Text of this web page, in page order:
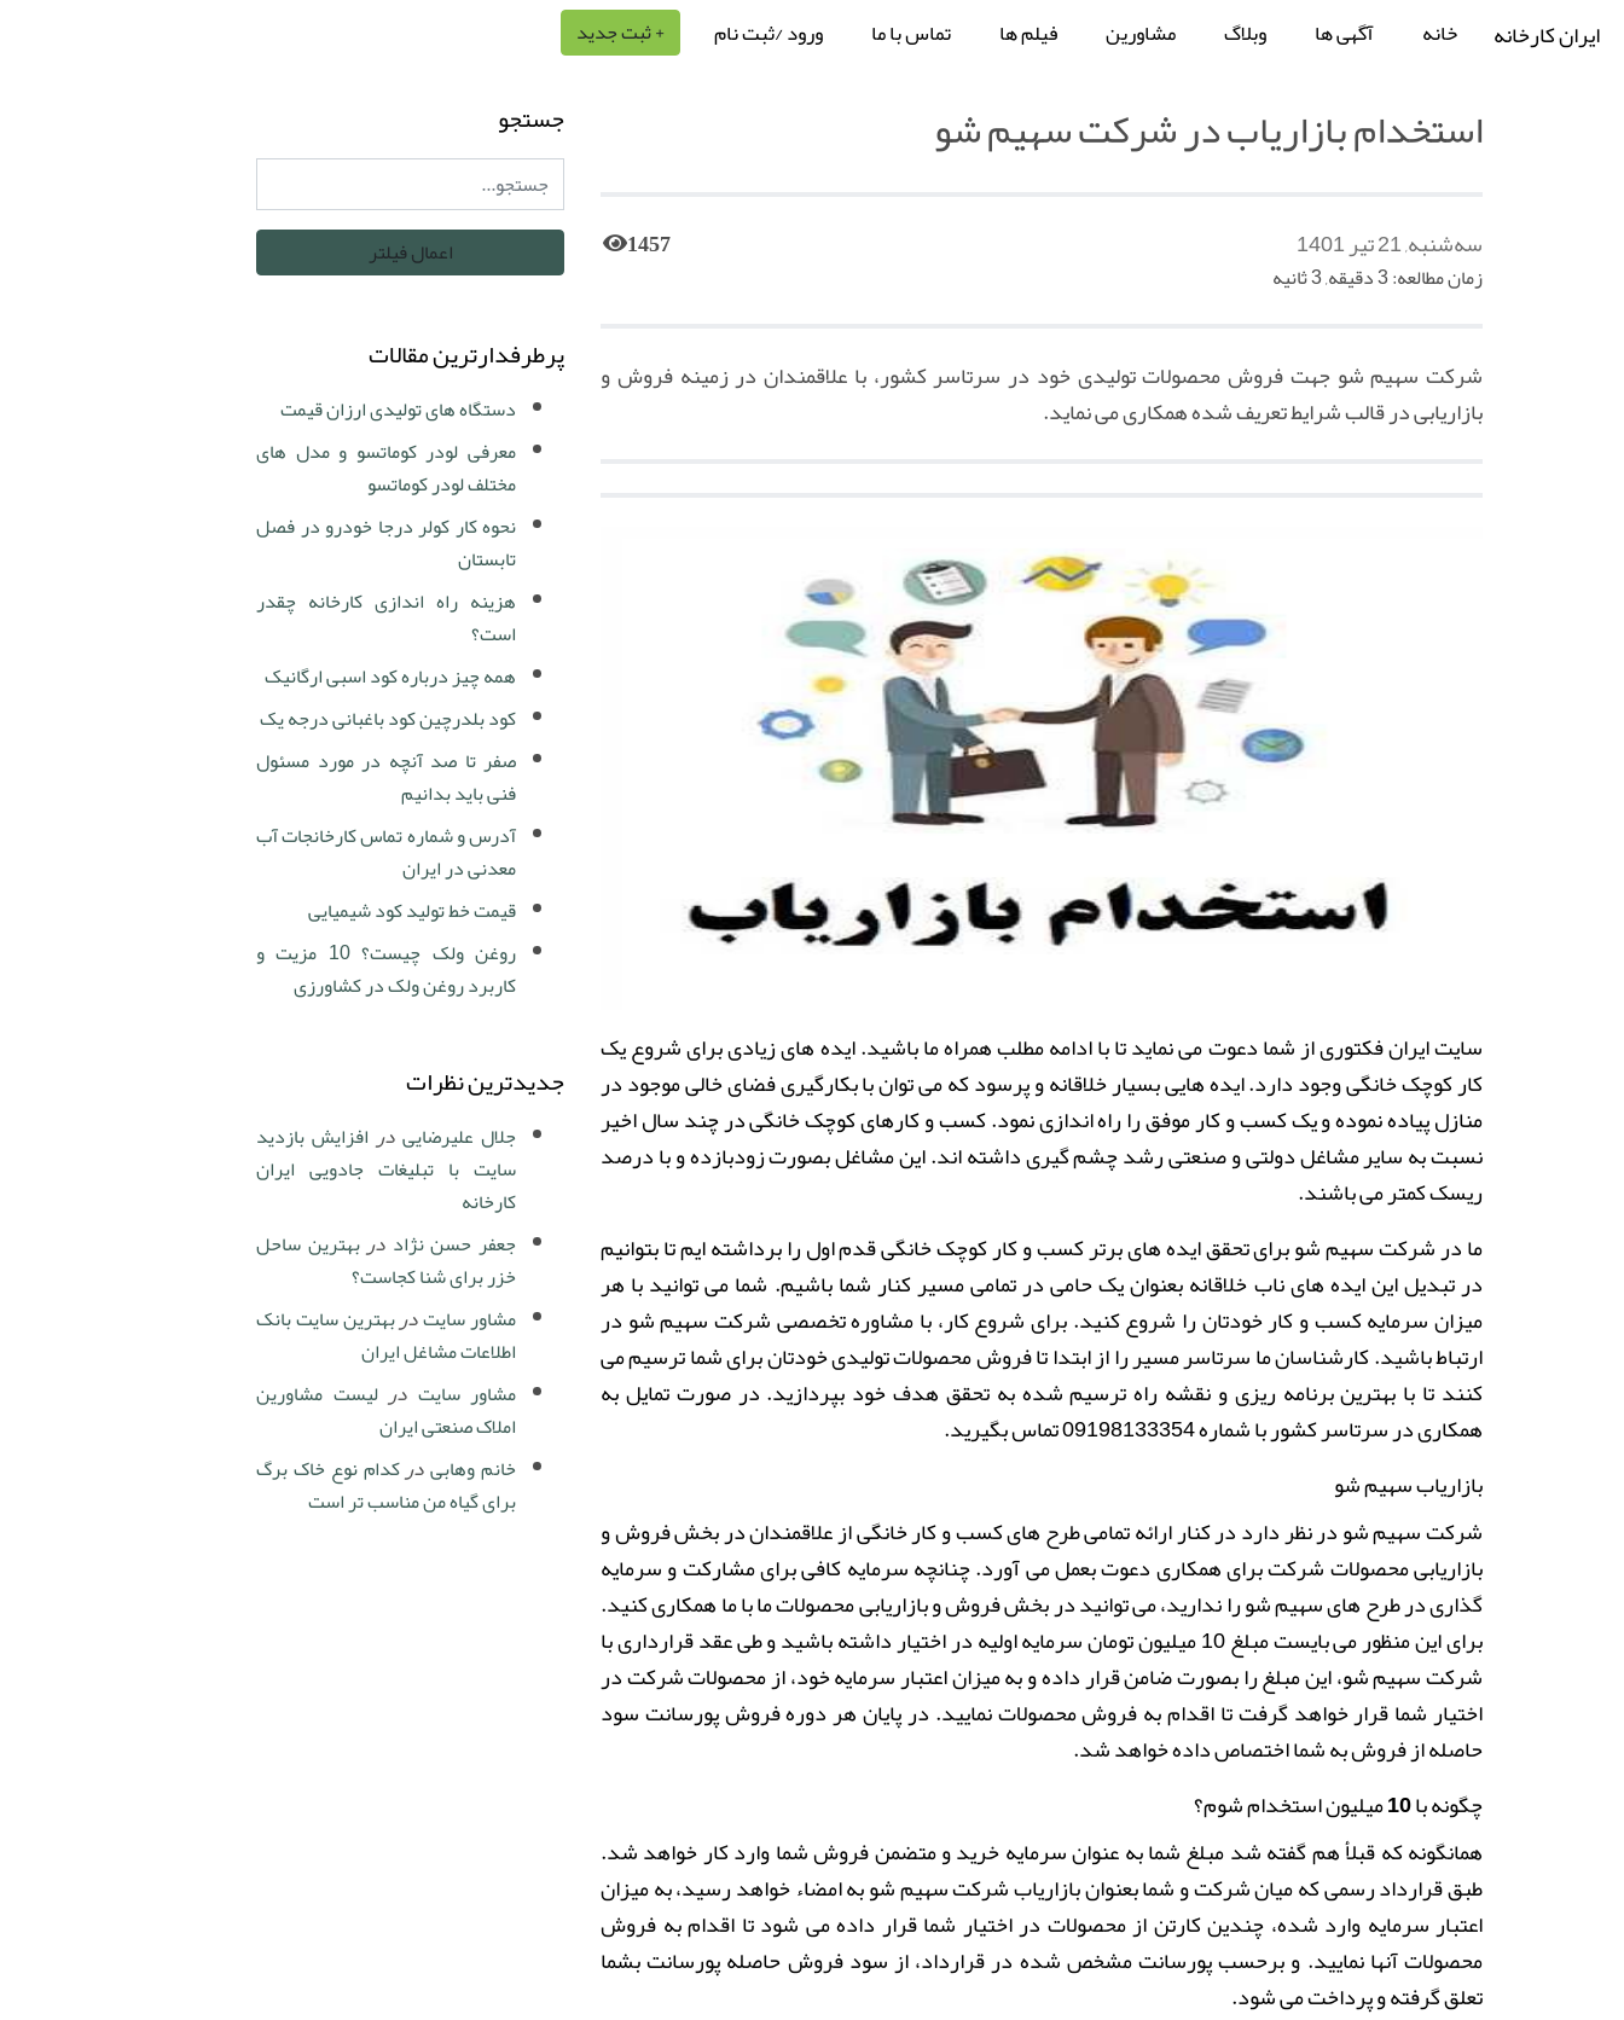
ایران کارخانه خانه آگهی ها وبلاگ مشاورین فیلم ها تماس با ما ورود /ثبت نام + ثبت جدید
استخدام بازاریاب در شرکت سهیم شو
سه‌شنبه, 21 تیر 1401 1457
زمان مطالعه: 3 دقیقه, 3 ثانیه
شرکت سهیم شو جهت فروش محصولات تولیدی خود در سرتاسر کشور، با علاقمندان در زمینه فروش و
بازاریابی در قالب شرایط تعریف شده همکاری می نماید.
سایتایران فکتوریاز شما دعوت می نماید تا با ادامه مطلب همراه ما باشید. ایده های زیادی برای شروع یک
کار کوچک خانگی وجود دارد. ایده هایی بسیار خلاقانه و پرسود که می توان با بکارگیری فضای خالی موجود در
منازل پیاده نموده و یک کسب و کار موفق را راه اندازی نمود. کسب و کارهای کوچک خانگی در چند سال اخیر
نسبت به سایر مشاغل دولتی و صنعتی رشد چشم گیری داشته اند. این مشاغل بصورت زودبازده و با درصد
ریسک کمتر می باشند.
ما در شرکت سهیم شو برای تحقق ایده های برتر کسب و کار کوچک خانگی قدم اول را برداشته ایم تا بتوانیم
در تبدیل این ایده های ناب خلاقانه بعنوان یک حامی در تمامی مسیر کنار شما باشیم. شما می توانید با هر
میزان سرمایه کسب و کار خودتان را شروع کنید. برای شروع کار، با مشاوره تخصصی شرکت سهیم شو در
ارتباط باشید. کارشناسان ما سرتاسر مسیر را از ابتدا تا فروش محصولات تولیدی خودتان برای شما ترسیم می
کنند تا با بهترین برنامه ریزی و نقشه راه ترسیم شده به تحقق هدف خود بپردازید. در صورت تمایل به
همکاری در سرتاسر کشور با شماره09198133354تماس بگیرید.
بازاریاب سهیم شو
شرکت سهیم شو در نظر دارد در کنار ارائه تمامی طرح های کسب و کار خانگی از علاقمندان در بخش فروش و
بازاریابی محصولات شرکت برای همکاری دعوت بعمل می آورد.چنانچه سرمایه کافی برای مشارکت و سرمایه
گذاری در طرح های سهیم شو را ندارید، می توانید در بخش فروش و بازاریابی محصولات ما با ما همکاری کنید.
برای این منظور می بایست مبلغ 10 میلیون تومان سرمایه اولیه در اختیار داشته باشید و طی عقد قرارداری با
شرکت سهیم شو، این مبلغ را بصورت ضامن قرار داده و به میزان اعتبار سرمایه خود، از محصولات شرکت در
اختیار شما قرار خواهد گرفت تا اقدام به فروش محصولات نمایید. در پایان هر دوره فروش پورسانت سود
حاصله از فروش به شما اختصاص داده خواهد شد.
چگونه با 10 میلیون استخدام شوم؟
همانگونه که قبلأ هم گفته شد مبلغ شما به عنوان سرمایه خرید و متضمن فروش شما وارد کار خواهد شد.
طبق قرارداد رسمی که میان شرکت و شما بعنوان بازاریاب شرکت سهیم شو به امضاء خواهد رسید، به میزان
اعتبار سرمایه وارد شده، چندین کارتن از محصولات در اختیار شما قرار داده می شود تا اقدام به فروش
محصولات آنها نمایید. و برحسب پورسانت مشخص شده در قرارداد، از سود فروش حاصله پورسانت بشما
تعلق گرفته و پرداخت می شود.
جستجو
پرطرفدارترین مقالات
دستگاه های تولیدی ارزان قیمت
معرفی لودر کوماتسو و مدل های
مختلف لودر کوماتسو
نحوه کار کولر درجا خودرو در فصل
تابستان
هزینه راه اندازی کارخانه چقدر
است؟
همه چیز درباره کود اسبی ارگانیک
کود بلدرچین کود باغبانی درجه یک
صفر تا صد آنچه در مورد مسئول
فنی باید بدانیم
آدرس و شماره تماس کارخانجات آب
معدنی در ایران
قیمت خط تولید کود شیمیایی
روغن ولک چیست؟ 10 مزیت و
کاربرد روغن ولک در کشاورزی
جدیدترین نظرات
جلال علیرضاییدرافزایش بازدید
سایت با تبلیغات جادویی ایران
کارخانه
جعفر حسن نژاد دربهترین ساحل
خزر برای شنا کجاست؟
مشاور سایتدربهترین سایت بانک
اطلاعات مشاغل ایران
مشاور سایت درلیست مشاورین
املاک صنعتی ایران
خانم وهابیدرکدام نوع خاک برگ
برای گیاه من مناسب تر است